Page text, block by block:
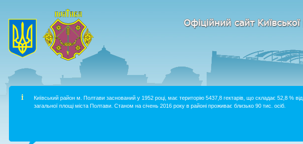
Київський район м. Полтави заснований у 1952 році, має територію 5437,8 гектарів, що складає 52,8 % від
загальної площі міста Полтави. Станом на січень 2016 року в районі проживає близько 90 тис. осіб.